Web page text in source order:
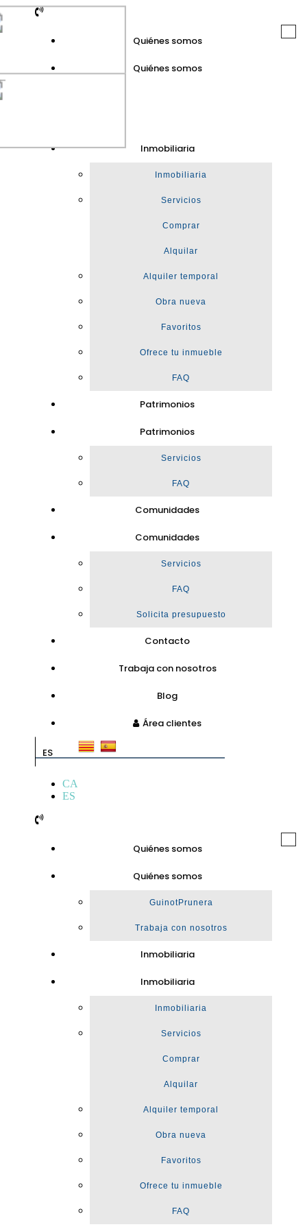
Quiénes somos
Quiénes somos
Inmobiliaria
Inmobiliaria
Servicios
Comprar
Alquilar
Alquiler temporal
Obra nueva
Favoritos
Ofrece tu inmueble
FAQ
Patrimonios
Patrimonios
Servicios
FAQ
Comunidades
Comunidades
Servicios
FAQ
Solicita presupuesto
Contacto
Trabaja con nosotros
Blog
Área clientes
ES
CA
ES
Quiénes somos
Quiénes somos
GuinotPrunera
Trabaja con nosotros
Inmobiliaria
Inmobiliaria
Inmobiliaria
Servicios
Comprar
Alquilar
Alquiler temporal
Obra nueva
Favoritos
Ofrece tu inmueble
FAQ